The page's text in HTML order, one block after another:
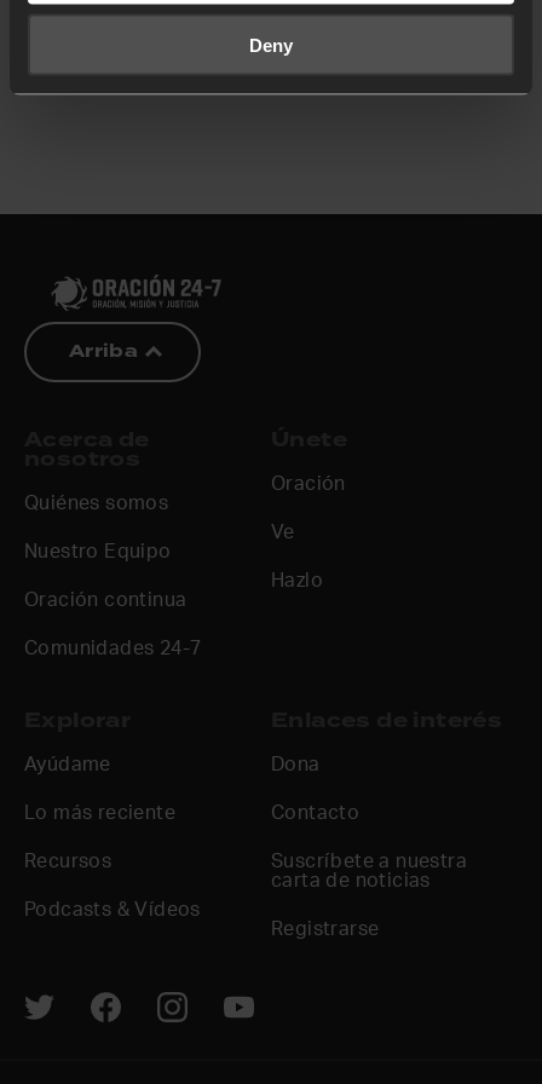
Deny
Arriba
Quiénes somos
Nuestro Equipo
Oración continua
Comunidades 24-7
Oración
Ve
Hazlo
Ayúdame
Lo más reciente
Recursos
Podcasts & Vídeos
Dona
Contacto
Suscríbete a nuestra
carta de noticias
Registrarse